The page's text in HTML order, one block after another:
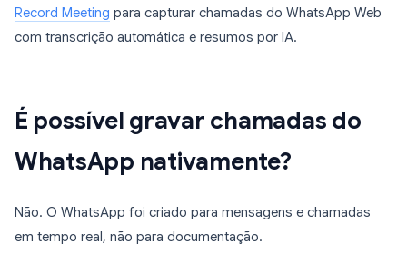
Record Meeting para capturar chamadas do WhatsApp Web
com transcrição automática e resumos por IA.
É possível gravar chamadas do
WhatsApp nativamente?
Não. O WhatsApp foi criado para mensagens e chamadas
em tempo real, não para documentação.